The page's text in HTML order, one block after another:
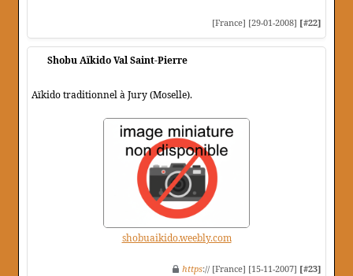
[France] [29-01-2008] [#22]
Shobu Aïkido Val Saint-Pierre
Aïkido traditionnel à Jury (Moselle).
shobuaikido.weebly.com
https:// [France] [15-11-2007] [#23]